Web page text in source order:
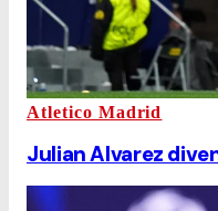
Atletico Madrid
Julian Alvarez